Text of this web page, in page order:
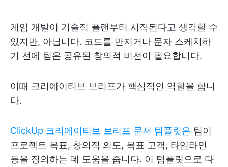
게임 개발이 기술적 플랜부터 시작된다고 생각할 수
있지만, 아닙니다. 코드를 만지거나 문자 스케치하
기 전에 팀은 공유된 창의적 비전이 필요합니다.
이때 크리에이티브 브리프가 핵심적인 역할을 합니
다.
ClickUp 크리에이티브 브리프 문서 템플릿은 팀이
프로젝트 목표, 창의적 의도, 목표 고객, 타임라인
등을 정의하는 데 도움을 줍니다. 이 템플릿으로 다